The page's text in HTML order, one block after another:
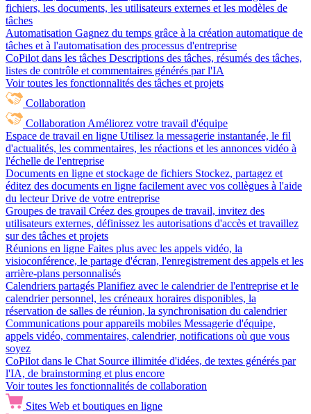
fichiers, les documents, les utilisateurs externes et les modèles de
tâches
Automatisation Gagnez du temps grâce à la création automatique de
tâches et à l'automatisation des processus d'entreprise
CoPilot dans les tâches Descriptions des tâches, résumés des tâches,
listes de contrôle et commentaires générés par l'IA
Voir toutes les fonctionnalités des tâches et projets
Collaboration
Collaboration Améliorez votre travail d'équipe
Espace de travail en ligne Utilisez la messagerie instantanée, le fil
d'actualités, les commentaires, les réactions et les annonces vidéo à
l'échelle de l'entreprise
Documents en ligne et stockage de fichiers Stockez, partagez et
éditez des documents en ligne facilement avec vos collègues à l'aide
du lecteur Drive de votre entreprise
Groupes de travail Créez des groupes de travail, invitez des
utilisateurs externes, définissez les autorisations d'accès et travaillez
sur des tâches et projets
Réunions en ligne Faites plus avec les appels vidéo, la
visioconférence, le partage d'écran, l'enregistrement des appels et les
arrière-plans personnalisés
Calendriers partagés Planifiez avec le calendrier de l'entreprise et le
calendrier personnel, les créneaux horaires disponibles, la
réservation de salles de réunion, la synchronisation du calendrier
Communications pour appareils mobiles Messagerie d'équipe,
appels vidéo, commentaires, calendrier, notifications où que vous
soyez
CoPilot dans le Chat Source illimitée d'idées, de textes générés par
l'IA, de brainstorming et plus encore
Voir toutes les fonctionnalités de collaboration
Sites Web et boutiques en ligne